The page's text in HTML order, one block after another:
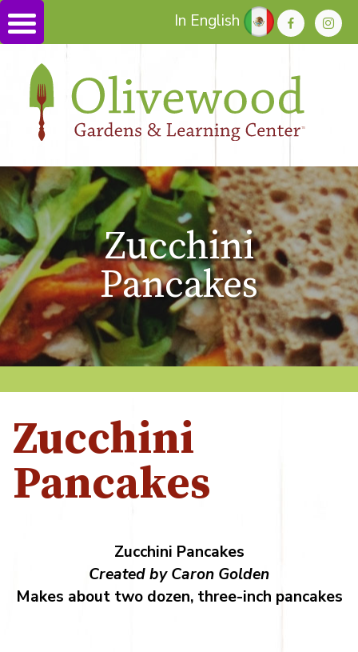
In English
Zucchini
Pancakes
Zucchini
Pancakes
Zucchini Pancakes
Created by Caron Golden
Makes about two dozen, three-inch pancakes